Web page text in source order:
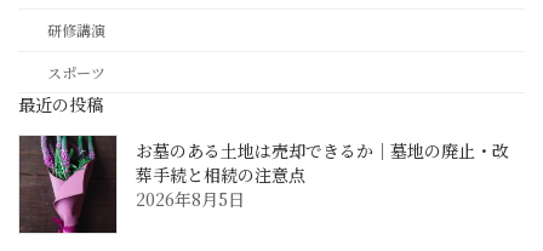
研修講演
スポーツ
最近の投稿
お墓のある土地は売却できるか｜墓地の廃止・改
葬手続と相続の注意点
2026年8月5日